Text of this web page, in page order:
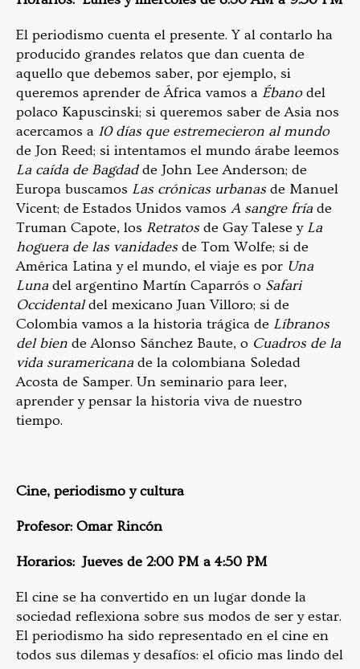
El periodismo cuenta el presente. Y al contarlo ha
producido grandes relatos que dan cuenta de
aquello que debemos saber, por ejemplo, si
queremos aprender de África vamos a Ébanodel
polaco Kapuscinski; si queremos saber de Asia nos
acercamos a 10 días que estremecieron al mundo
de Jon Reed; si intentamos el mundo árabe leemos
La caída de Bagdadde John Lee Anderson; de
Europa buscamos Las crónicas urbanas de Manuel
Vicent; de Estados Unidos vamos A sangre fría de
Truman Capote, los Retratos de Gay Talese yLa
hoguera de las vanidades de Tom Wolfe; si de
América Latina y el mundo, el viaje es por Una
Luna del argentino Martín Caparrós o Safari
Occidentaldel mexicano Juan Villoro; si de
Colombia vamos a la historia trágica de Líbranos
del bien de Alonso Sánchez Baute, o Cuadros de la
vida suramericana de la colombiana Soledad
Acosta de Samper. Un seminario para leer,
aprender y pensar la historia viva de nuestro
tiempo.
Cine, periodismo y cultura
Profesor: Omar Rincón
Horarios: Jueves de 2:00 PM a 4:50 PM
El cine se ha convertido en un lugar donde la
sociedad reflexiona sobre sus modos de ser y estar.
El periodismo ha sido representado en el cine en
todos sus dilemas y desafíos: el oficio mas lindo del